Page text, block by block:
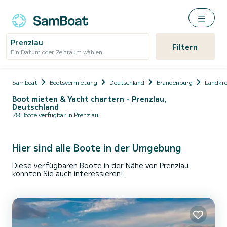
Prenzlau
Ein Datum oder Zeitraum wählen Filtern
Samboat Bootsvermietung Deutschland Brandenburg
Boot mieten & Yacht chartern - Prenzlau,
Deutschland
78 Boote verfügbar in Prenzlau
Hier sind alle Boote in der Umgebung
Diese verfügbaren Boote in der Nähe von Prenzlau
könnten Sie auch interessieren!